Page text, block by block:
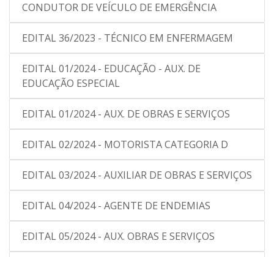
CONDUTOR DE VEÍCULO DE EMERGÊNCIA
EDITAL 36/2023 - TÉCNICO EM ENFERMAGEM
EDITAL 01/2024 - EDUCAÇÃO - AUX. DE
EDUCAÇÃO ESPECIAL
EDITAL 01/2024 - AUX. DE OBRAS E SERVIÇOS
EDITAL 02/2024 - MOTORISTA CATEGORIA D
EDITAL 03/2024 - AUXILIAR DE OBRAS E SERVIÇOS
EDITAL 04/2024 - AGENTE DE ENDEMIAS
EDITAL 05/2024 - AUX. OBRAS E SERVIÇOS